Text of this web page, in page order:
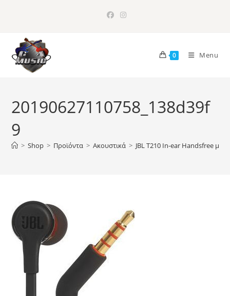
0 Menu
20190627110758_138d39f
9
> Shop > Προϊόντα > Ακουστικά > JBL T210 In-ear Handsfree